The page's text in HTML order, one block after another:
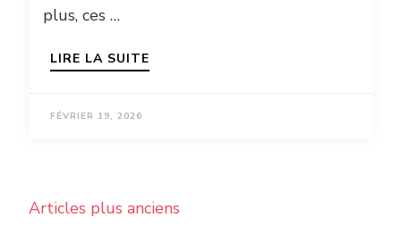
plus, ces …
LIRE LA SUITE
FÉVRIER 19, 2026
Navigation
Articles plus anciens